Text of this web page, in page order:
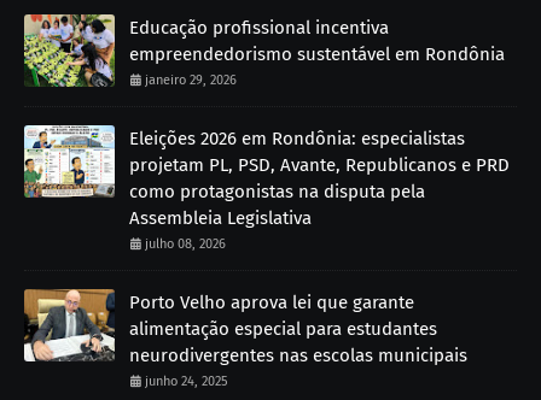
Educação profissional incentiva
empreendedorismo sustentável em Rondônia
janeiro 29, 2026
Eleições 2026 em Rondônia: especialistas
projetam PL, PSD, Avante, Republicanos e PRD
como protagonistas na disputa pela
Assembleia Legislativa
julho 08, 2026
Porto Velho aprova lei que garante
alimentação especial para estudantes
neurodivergentes nas escolas municipais
junho 24, 2025